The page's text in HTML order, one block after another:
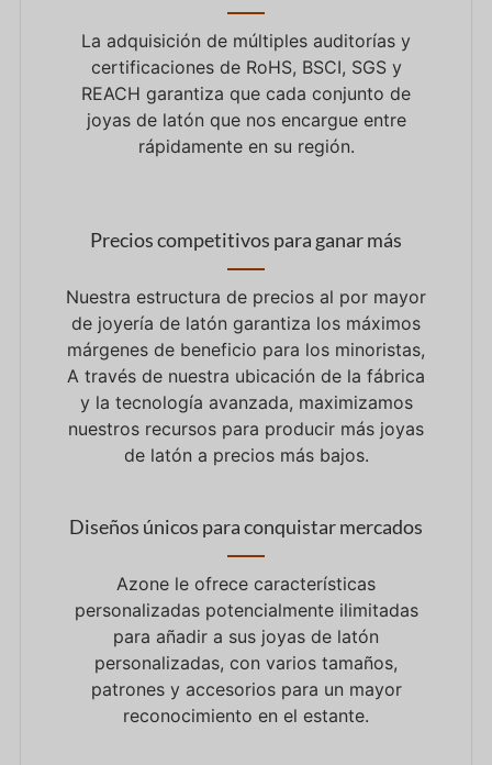
La adquisición de múltiples auditorías y
certificaciones de RoHS, BSCI, SGS y
REACH garantiza que cada conjunto de
joyas de latón que nos encargue entre
rápidamente en su región.
Precios competitivos para ganar más
Nuestra estructura de precios al por mayor
de joyería de latón garantiza los máximos
márgenes de beneficio para los minoristas,
A través de nuestra ubicación de la fábrica
y la tecnología avanzada, maximizamos
nuestros recursos para producir más joyas
de latón a precios más bajos.
Diseños únicos para conquistar mercados
Azone le ofrece características
personalizadas potencialmente ilimitadas
para añadir a sus joyas de latón
personalizadas, con varios tamaños,
patrones y accesorios para un mayor
reconocimiento en el estante.